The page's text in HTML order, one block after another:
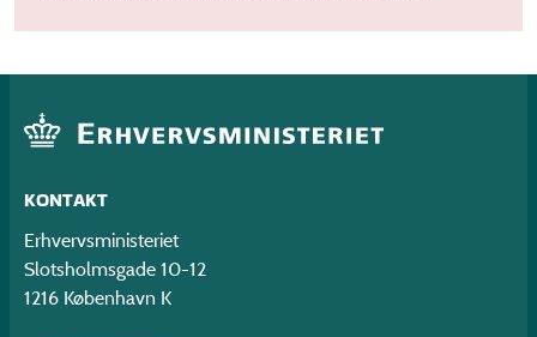
KONTAKT
Erhvervsministeriet
Slotsholmsgade 10-12
1216 København K